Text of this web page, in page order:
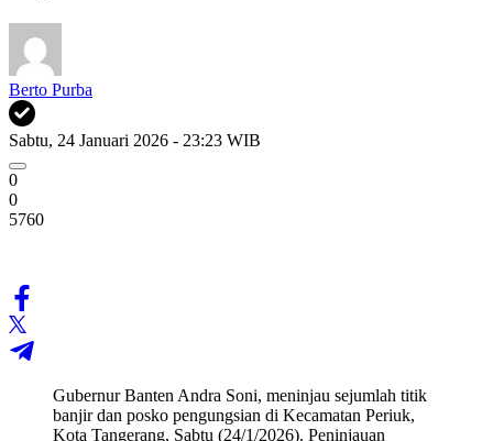
Berto Purba
Sabtu, 24 Januari 2026 - 23:23 WIB
0
0
5760
Gubernur Banten Andra Soni, meninjau sejumlah titik
banjir dan posko pengungsian di Kecamatan Periuk,
Kota Tangerang, Sabtu (24/1/2026). Peninjauan